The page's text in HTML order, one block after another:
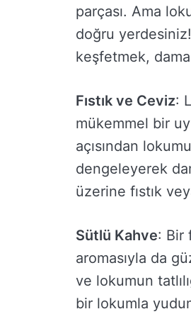
parçası. Ama
doğru
keşfetmek,
Fıstık ve Ceviz:
mükemmel bir
açısından
dengeleyerek
üzerine fıstık
Sütlü Kahve: Bir
aromasıyla da
ve lokumun
bir lokumla